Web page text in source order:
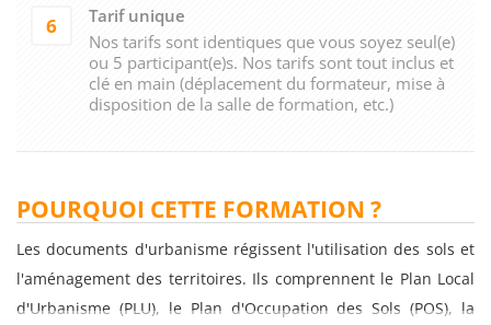
6
Tarif unique
Nos tarifs sont identiques que vous soyez seul(e)
ou 5 participant(e)s. Nos tarifs sont tout inclus et
clé en main (déplacement du formateur, mise à
disposition de la salle de formation, etc.)
POURQUOI CETTE FORMATION ?
Les documents d'urbanisme régissent l'utilisation des sols et
l'aménagement des territoires. Ils comprennent le Plan Local
d'Urbanisme (PLU), le Plan d'Occupation des Sols (POS), la